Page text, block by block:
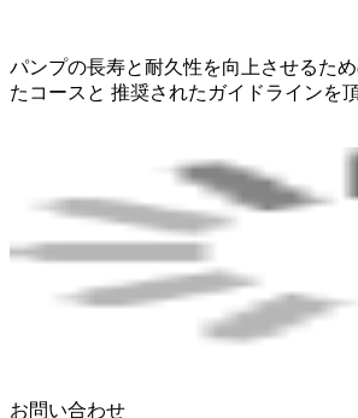
パンプの長寿と耐久性を向上させるた
たコースと 推奨されたガイドラインを
お問い合わせ